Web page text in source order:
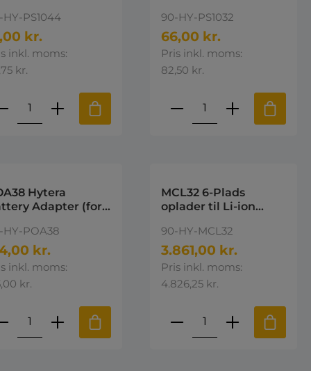
eller brug knapperne til at øge
den ønskede mængde eller
PS1044
kr.
inkl. moms:
kr.
Indtast den
charger) Hytera
90-HY-PS1032
66,00 kr.
Pris inkl. moms:
82,50 kr.
eller brug knapperne til at øge
den ønskede mængde eller
Hytera
Adapter (for
HY-POA38
kr.
inkl. moms:
kr.
Indtast den
MCL32 6-Plads
oplader til Li-ion
PD5xx-PD6xx &
PD7xx Multi-unit
Charger for Li-ion
90-HY-MCL32
3.861,00 kr.
Pris inkl. moms:
4.826,25 kr.